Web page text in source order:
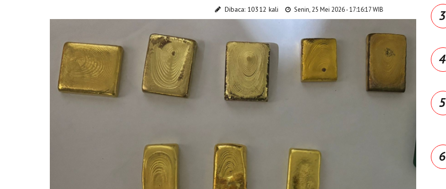
Dibaca: 10312 kali Senin, 25 Mei 2026 - 17:16:17 WIB 3
4
5
6